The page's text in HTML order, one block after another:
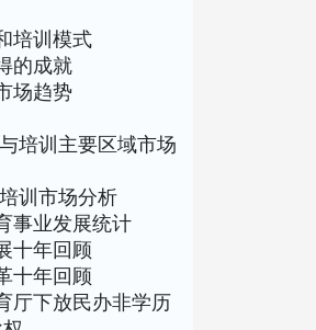
培训模式
的成就
场趋势
培训主要区域市场
训市场分析
事业发展统计
十年回顾
十年回顾
厅下放民办非学历